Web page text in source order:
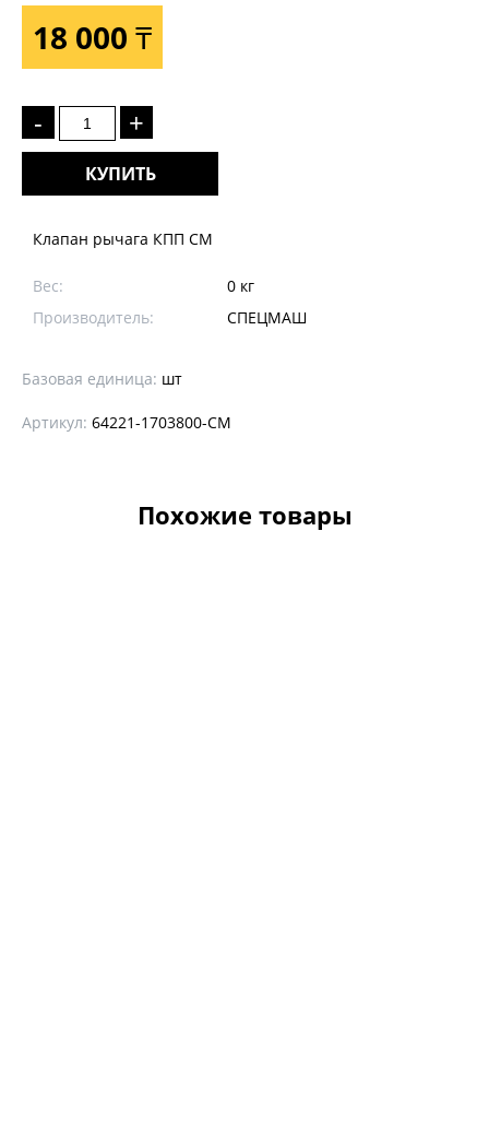
18 000 ₸
- +
КУПИТЬ
Клапан рычага КПП СМ
Вес:
0 кг
Производитель:
CПЕЦМАШ
Базовая единица: шт
Артикул: 64221-1703800-СМ
Похожие товары